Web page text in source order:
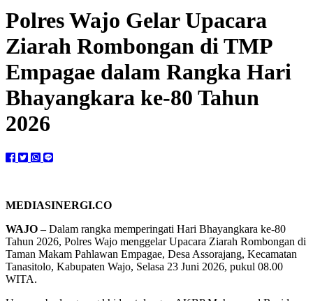
Polres Wajo Gelar Upacara
Ziarah Rombongan di TMP
Empagae dalam Rangka Hari
Bhayangkara ke-80 Tahun
2026
MEDIASINERGI.CO
WAJO –Dalam rangka memperingati Hari Bhayangkara ke-80
Tahun 2026, Polres Wajo menggelar Upacara Ziarah Rombongan di
Taman Makam Pahlawan Empagae, Desa Assorajang, Kecamatan
Tanasitolo, Kabupaten Wajo, Selasa 23 Juni 2026, pukul 08.00
WITA.